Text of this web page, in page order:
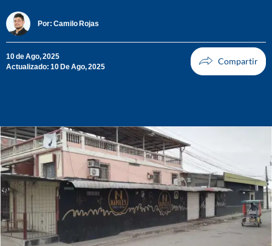
Por: Camilo Rojas
10 de Ago, 2025
Actualizado: 10 De Ago, 2025